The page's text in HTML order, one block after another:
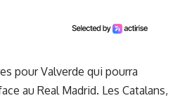
pour Valverde qui pourra
au Real Madrid. Les Catalans,